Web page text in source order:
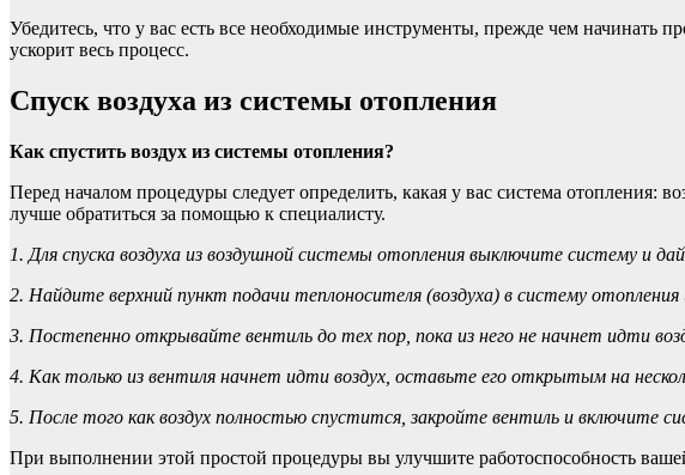
Убедитесь, что у вас есть все необходимые инструменты, прежде чем начинать
ускорит весь процесс.
Спуск воздуха из системы отопления
Как спустить воздух из системы отопления?
Перед началом процедуры следует определить, какая у вас система отопления:
лучше обратиться за помощью к специалисту.
1. Для спуска воздуха из воздушной системы отопления выключите систему и
2. Найдите верхний пункт подачи теплоносителя (воздуха) в систему
3. Постепенно открывайте вентиль до тех пор, пока из него не начнет идти
4. Как только из вентиля начнет идти воздух, оставьте его открытым на
5. После того как воздух полностью спустится, закройте вентиль и включите
При выполнении этой простой процедуры вы улучшите работоспособность